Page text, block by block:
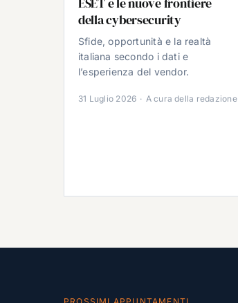
della cybersecurity
Sfide, opportunità e la realtà
italiana secondo i dati e
l’esperienza del vendor.
31 Luglio 2026 · A cura della redazione